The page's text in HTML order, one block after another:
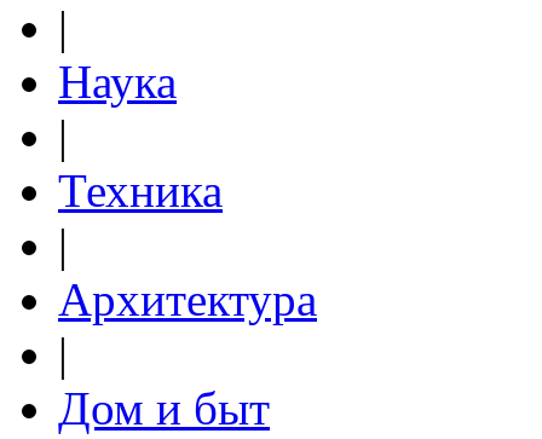
|
Наука
|
Техника
|
Архитектура
|
Дом и быт